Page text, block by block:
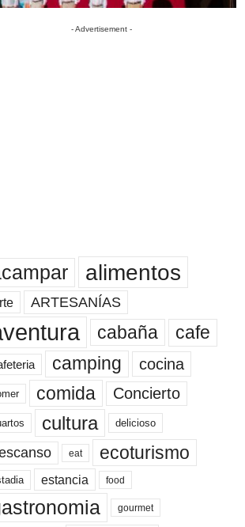
- Advertisement -
alimentos
ARTESANÍAS
cabaña cafe
camping cocina
comida Concierto
cultura delicioso
eat ecoturismo
estancia food
gourmet